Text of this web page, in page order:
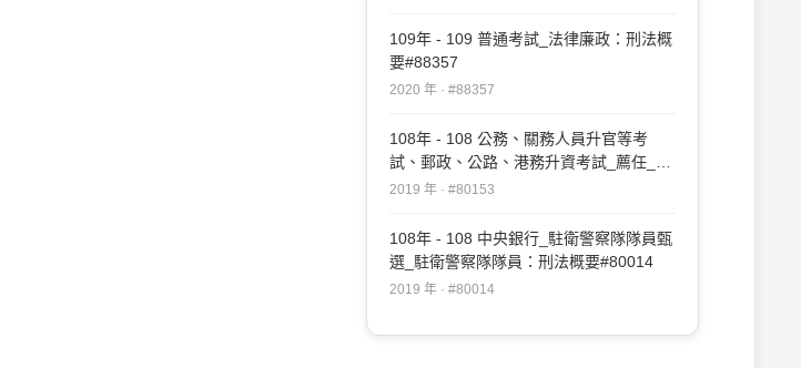
109年 - 109 普通考試_法律廉政：刑法概
要#88357
2020 年 · #88357
108年 - 108 公務、關務人員升官等考
試、郵政、公路、港務升資考試_薦任_矯
正、法制：刑法#80153
2019 年 · #80153
108年 - 108 中央銀行_駐衛警察隊隊員甄
選_駐衛警察隊隊員：刑法概要#80014
2019 年 · #80014